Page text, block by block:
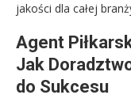
jakości dla całej
Agent
Jak
do Sukcesu